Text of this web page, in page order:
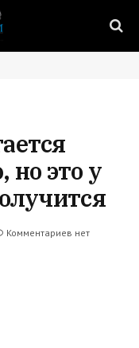
но это у
Комментариев нет